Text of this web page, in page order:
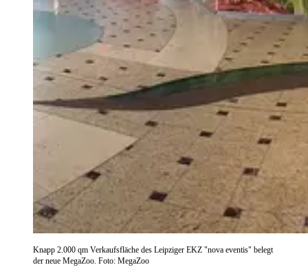
Knapp 2.000 qm Verkaufsfläche des Leipziger EKZ "nova eventis" belegt
der neue MegaZoo. Foto: MegaZoo